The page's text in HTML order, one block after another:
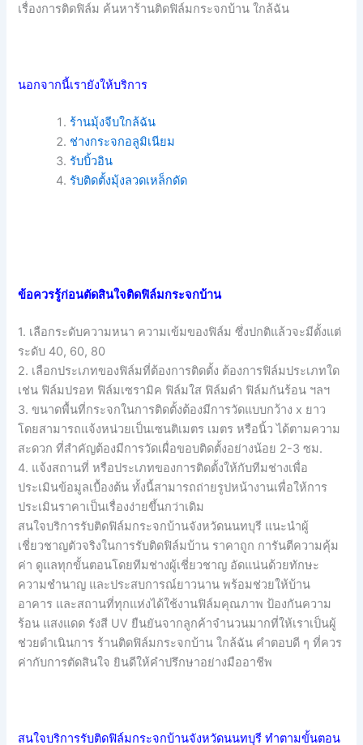
เรื่องการติดฟิล์ม ค้นหาร้านติดฟิล์มกระจกบ้าน ใกล้ฉัน
นอกจากนี้เรายังให้บริการ
ร้านมุ้งจีบใกล้ฉัน
ช่างกระจกอลูมิเนียม
รับบิ้วอิน
รับติดตั้งมุ้งลวดเหล็กดัด
ข้อควรรู้ก่อนตัดสินใจติดฟิล์มกระจกบ้าน
1. เลือกระดับความหนา ความเข้มของฟิล์ม ซึ่งปกติแล้วจะมีตั้งแต่
ระดับ 40, 60, 80
2. เลือกประเภทของฟิล์มที่ต้องการติดตั้ง ต้องการฟิล์มประเภทใด
เช่น ฟิล์มปรอท ฟิล์มเซรามิค ฟิล์มใส ฟิล์มดำ ฟิล์มกันร้อน ฯลฯ
3. ขนาดพื้นที่กระจกในการติดตั้งต้องมีการวัดแบบกว้าง x ยาว
โดยสามารถแจ้งหน่วยเป็นเซนติเมตร เมตร หรือนิ้ว ได้ตามความ
สะดวก ที่สำคัญต้องมีการวัดเผื่อขอบติดตั้งอย่างน้อย 2-3 ซม.
4. แจ้งสถานที่ หรือประเภทของการติดตั้งให้กับทีมช่างเพื่อ
ประเมินข้อมูลเบื้องต้น ทั้งนี้สามารถถ่ายรูปหน้างานเพื่อให้การ
ประเมินราคาเป็นเรื่องง่ายขึ้นกว่าเดิม
สนใจบริการรับติดฟิล์มกระจกบ้านจังหวัดนนทบุรี แนะนำผู้
เชี่ยวชาญตัวจริงในการรับติดฟิล์มบ้าน ราคาถูก การันตีความคุ้ม
ค่า ดูแลทุกขั้นตอนโดยทีมช่างผู้เชี่ยวชาญ อัดแน่นด้วยทักษะ
ความชำนาญ และประสบการณ์ยาวนาน พร้อมช่วยให้บ้าน
อาคาร และสถานที่ทุกแห่งได้ใช้งานฟิล์มคุณภาพ ป้องกันความ
ร้อน แสงแดด รังสี UV ยืนยันจากลูกค้าจำนวนมากที่ให้เราเป็นผู้
ช่วยดำเนินการ ร้านติดฟิล์มกระจกบ้าน ใกล้ฉัน คำตอบดี ๆ ที่ควร
ค่ากับการตัดสินใจ ยินดีให้คำปรึกษาอย่างมืออาชีพ
สนใจบริการรับติดฟิล์มกระจกบ้านจังหวัดนนทบุรี ทำตามขั้นตอน